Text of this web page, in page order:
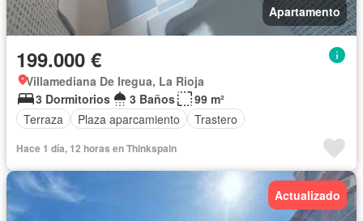
Apartamento
199.000 €
Villamediana De Iregua, La Rioja
3 Dormitorios
3 Baños
99 m²
Terraza
Plaza aparcamiento Trastero
Hace 1 día, 12 horas en Thinkspain
Actualizado